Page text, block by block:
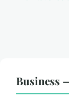
Business